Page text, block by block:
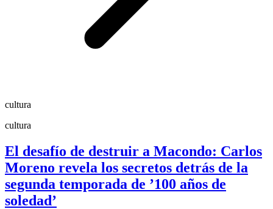
cultura
cultura
El desafío de destruir a Macondo: Carlos
Moreno revela los secretos detrás de la
segunda temporada de ’100 años de
soledad’